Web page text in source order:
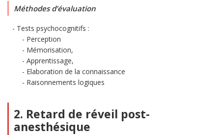
Méthodes d’évaluation
Tests psychocognitifs :
Perception
Mémorisation,
Apprentissage,
Elaboration de la connaissance
Raisonnements logiques
2. Retard de réveil post-
anesthésique